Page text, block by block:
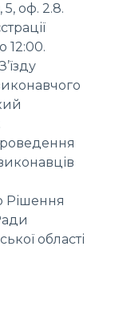
оф. 2.8.
12:00.
Рішення
області